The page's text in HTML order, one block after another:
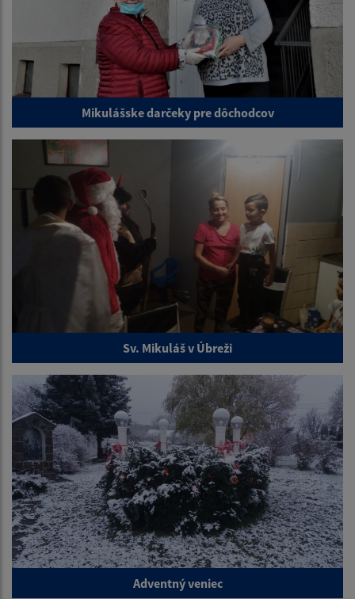
Mikulášske darčeky pre dôchodcov
Sv. Mikuláš v Úbreži
Adventný veniec